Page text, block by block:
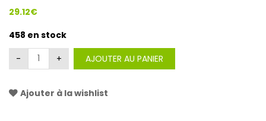
29.12€
458 en stock
AJOUTER AU PANIER
Ajouter à la wishlist